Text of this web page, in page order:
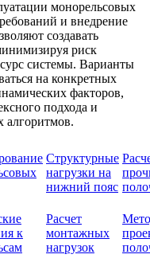
монорельсовых
и внедрение
создавать
риск
системы. Варианты
на конкретных
факторов,
подхода и
алгоритмов.
Структурные
нагрузки на
нижний пояс
к
Расчет
монтажных
нагрузок